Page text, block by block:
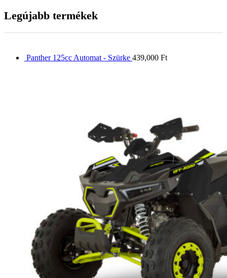
Legújabb termékek
Panther 125cc Automat - Szürke 439,000 Ft